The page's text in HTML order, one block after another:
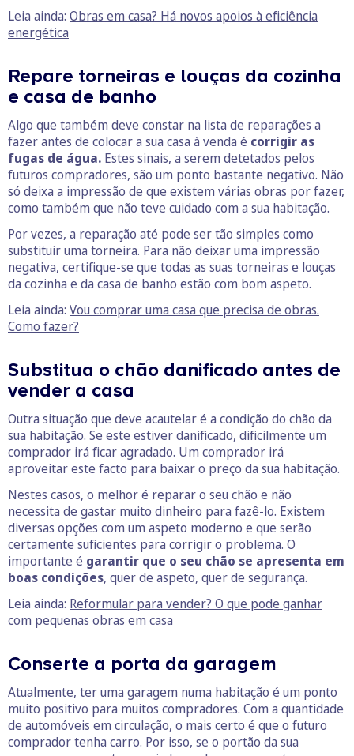
Leia ainda: Obras em casa? Há novos apoios à eficiência
energética
Repare torneiras e louças da cozinha
e casa de banho
Algo que também deve constar na lista de reparações a
fazer antes de colocar a sua casa à venda é corrigir as
fugas de água. Estes sinais, a serem detetados pelos
futuros compradores, são um ponto bastante negativo. Não
só deixa a impressão de que existem várias obras por fazer,
como também que não teve cuidado com a sua habitação.
Por vezes, a reparação até pode ser tão simples como
substituir uma torneira. Para não deixar uma impressão
negativa, certifique-se que todas as suas torneiras e louças
da cozinha e da casa de banho estão com bom aspeto.
Leia ainda: Vou comprar uma casa que precisa de obras.
Como fazer?
Substitua o chão danificado antes de
vender a casa
Outra situação que deve acautelar é a condição do chão da
sua habitação. Se este estiver danificado, dificilmente um
comprador irá ficar agradado. Um comprador irá
aproveitar este facto para baixar o preço da sua habitação.
Nestes casos, o melhor é reparar o seu chão e não
necessita de gastar muito dinheiro para fazê-lo. Existem
diversas opções com um aspeto moderno e que serão
certamente suficientes para corrigir o problema. O
importante é garantir que o seu chão se apresenta em
boas condições, quer de aspeto, quer de segurança.
Leia ainda: Reformular para vender? O que pode ganhar
com pequenas obras em casa
Conserte a porta da garagem
Atualmente, ter uma garagem numa habitação é um ponto
muito positivo para muitos compradores. Com a quantidade
de automóveis em circulação, o mais certo é que o futuro
comprador tenha carro. Por isso, se o portão da sua